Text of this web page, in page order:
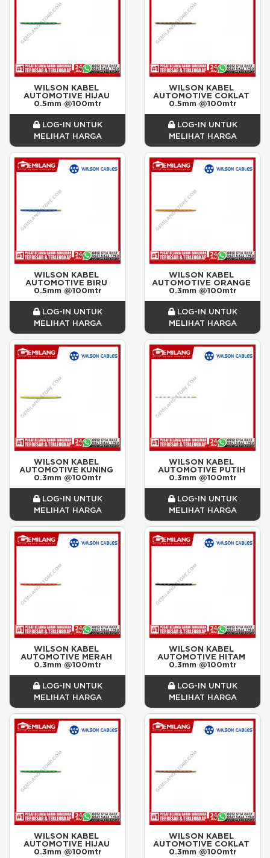
WILSON KABEL
AUTOMOTIVE HIJAU
0.5mm @100mtr
LOG-IN UNTUK
MELIHAT HARGA
WILSON KABEL
AUTOMOTIVE COKLAT
0.5mm @100mtr
LOG-IN UNTUK
MELIHAT HARGA
WILSON KABEL
AUTOMOTIVE BIRU
0.5mm @100mtr
LOG-IN UNTUK
MELIHAT HARGA
WILSON KABEL
AUTOMOTIVE ORANGE
0.3mm @100mtr
LOG-IN UNTUK
MELIHAT HARGA
WILSON KABEL
AUTOMOTIVE KUNING
0.3mm @100mtr
LOG-IN UNTUK
MELIHAT HARGA
WILSON KABEL
AUTOMOTIVE PUTIH
0.3mm @100mtr
LOG-IN UNTUK
MELIHAT HARGA
WILSON KABEL
AUTOMOTIVE MERAH
0.3mm @100mtr
LOG-IN UNTUK
MELIHAT HARGA
WILSON KABEL
AUTOMOTIVE HITAM
0.3mm @100mtr
LOG-IN UNTUK
MELIHAT HARGA
WILSON KABEL
AUTOMOTIVE HIJAU
0.3mm @100mtr
WILSON KABEL
AUTOMOTIVE COKLAT
0.3mm @100mtr